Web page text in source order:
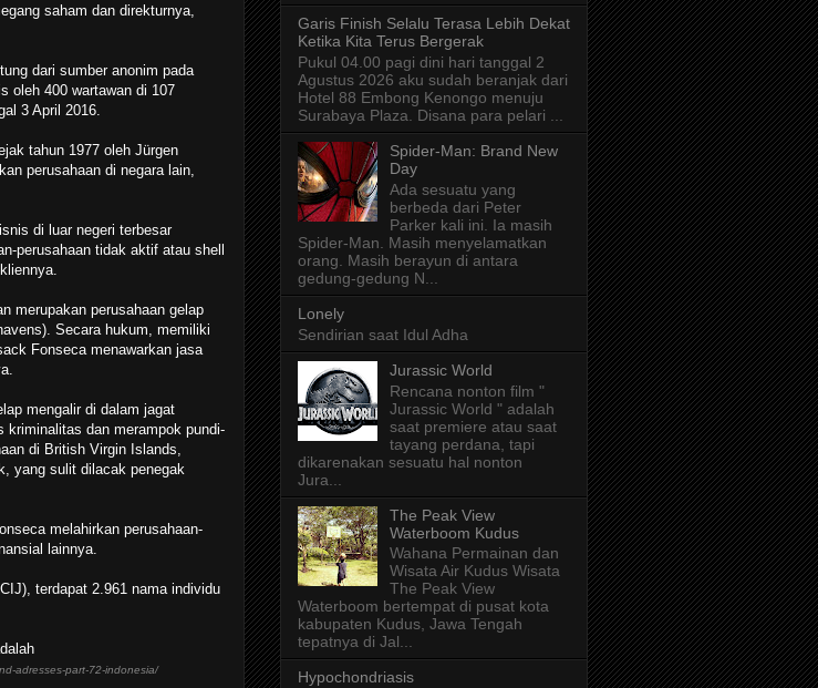
saham dan direkturnya,
dari sumber anonim pada
oleh 400 wartawan di 107
3 April 2016.
tahun 1977 oleh Jürgen
perusahaan di negara lain,
di luar negeri terbesar
perusahaan tidak aktif atau shell
merupakan perusahaan gelap
Secara hukum, memiliki
Fonseca menawarkan jasa
mengalir di dalam jagat
kriminalitas dan merampok pundi-
di British Virgin Islands,
yang sulit dilacak penegak
melahirkan perusahaan-
lainnya.
terdapat 2.961 nama individu
adresses-part-72-indonesia/
Garis Finish Selalu Terasa Lebih Dekat
Ketika Kita Terus Bergerak
Pukul 04.00 pagi dini hari tanggal 2
Agustus 2026 aku sudah beranjak dari
Hotel 88 Embong Kenongo menuju
Surabaya Plaza. Disana para pelari ...
Spider-Man: Brand New
Day
Ada sesuatu yang
berbeda dari Peter
Parker kali ini. Ia masih
Spider-Man. Masih menyelamatkan
orang. Masih berayun di antara
gedung-gedung N...
Lonely
Sendirian saat Idul Adha
Jurassic World
Rencana nonton film "
Jurassic World " adalah
saat premiere atau saat
tayang perdana, tapi
dikarenakan sesuatu hal nonton
Jura...
The Peak View
Waterboom Kudus
Wahana Permainan dan
Wisata Air Kudus Wisata
The Peak View
Waterboom bertempat di pusat kota
kabupaten Kudus, Jawa Tengah
tepatnya di Jal...
Hypochondriasis